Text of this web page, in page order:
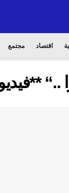
اقتصاد مجتمع